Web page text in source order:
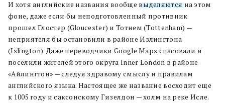
И хотя английские названия вообще выделяютсяна этом
фоне, даже если бы неподготовленный противник
прошел Глостер (Gloucester) и Тотнем (Tottenham) —
неприятеля бы остановили в районе Излингтона
(Islington). Даже переводчики Google Maps спасовали и
поселили жителей этого округа Inner London в районе
«Айлингтон» — следуя здравому смыслу и правилам
английского языка. Настоящее же название восходит еще
к 1005 году и саксонскому Гизелдон — холм на реке Исле.